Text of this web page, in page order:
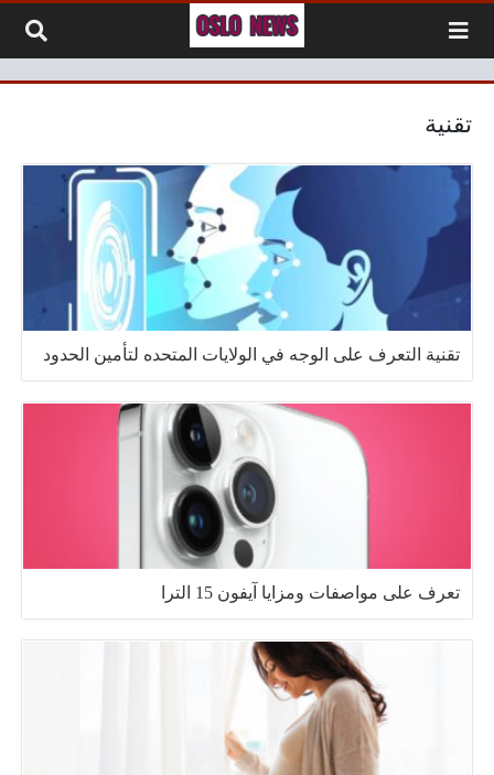
تقنية
تقنية التعرف على الوجه في الولايات المتحده لتأمين الحدود
تعرف على مواصفات ومزايا آيفون 15 الترا